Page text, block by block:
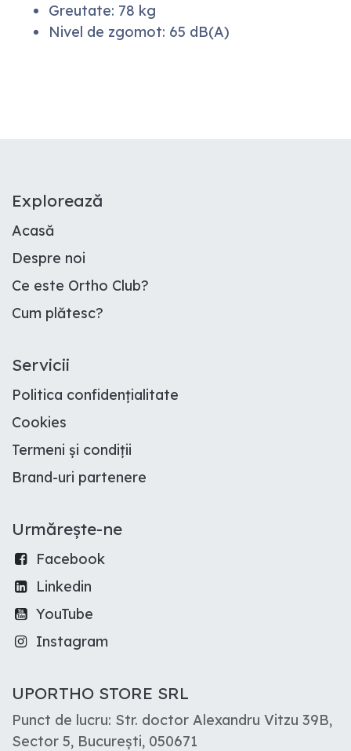
Greutate: 78 kg
Nivel de zgomot: 65 dB(A)
E​xplorează
Acasă
Despre noi
Ce este Ortho Club?
Cum plătesc?
Servicii
Politica confidențialitate
Cookies
Termeni și condiții
Brand-uri partenere
Urmărește-ne
Facebook
Linkedin
YouTube
Instagram
UPORTHO STORE SRL
Punct de lucru: Str. doctor Alexandru Vitzu 39B,
Sector 5, București, 050671